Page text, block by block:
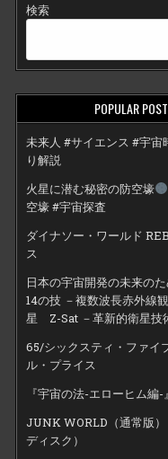
検索
POPULAR
未来人 #サイエンス #宇宙
り解説
火星に潜む秘密の防空壕
空壕 #宇宙探査
ダイナソー・ワールド
ス
日本の宇宙開発の未来の
14の技 －複数波長赤外線
星 Z-Sat －革新的衛星技
65/シックスティ・ファイ
ル・プライス
『宇宙の法-エローヒム編-
JUNK WORLD（通常版）
ディスク）